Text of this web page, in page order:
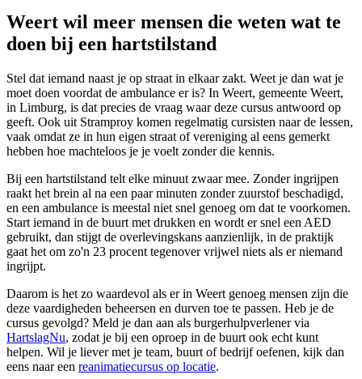
Weert wil meer mensen die weten wat te
doen bij een hartstilstand
Stel dat iemand naast je op straat in elkaar zakt. Weet je dan wat je
moet doen voordat de ambulance er is? In Weert, gemeente Weert,
in Limburg, is dat precies de vraag waar deze cursus antwoord op
geeft. Ook uit Stramproy komen regelmatig cursisten naar de lessen,
vaak omdat ze in hun eigen straat of vereniging al eens gemerkt
hebben hoe machteloos je je voelt zonder die kennis.
Bij een hartstilstand telt elke minuut zwaar mee. Zonder ingrijpen
raakt het brein al na een paar minuten zonder zuurstof beschadigd,
en een ambulance is meestal niet snel genoeg om dat te voorkomen.
Start iemand in de buurt met drukken en wordt er snel een AED
gebruikt, dan stijgt de overlevingskans aanzienlijk, in de praktijk
gaat het om zo'n 23 procent tegenover vrijwel niets als er niemand
ingrijpt.
Daarom is het zo waardevol als er in Weert genoeg mensen zijn die
deze vaardigheden beheersen en durven toe te passen. Heb je de
cursus gevolgd? Meld je dan aan als burgerhulpverlener via
HartslagNu, zodat je bij een oproep in de buurt ook echt kunt
helpen. Wil je liever met je team, buurt of bedrijf oefenen, kijk dan
eens naar een reanimatiecursus op locatie.